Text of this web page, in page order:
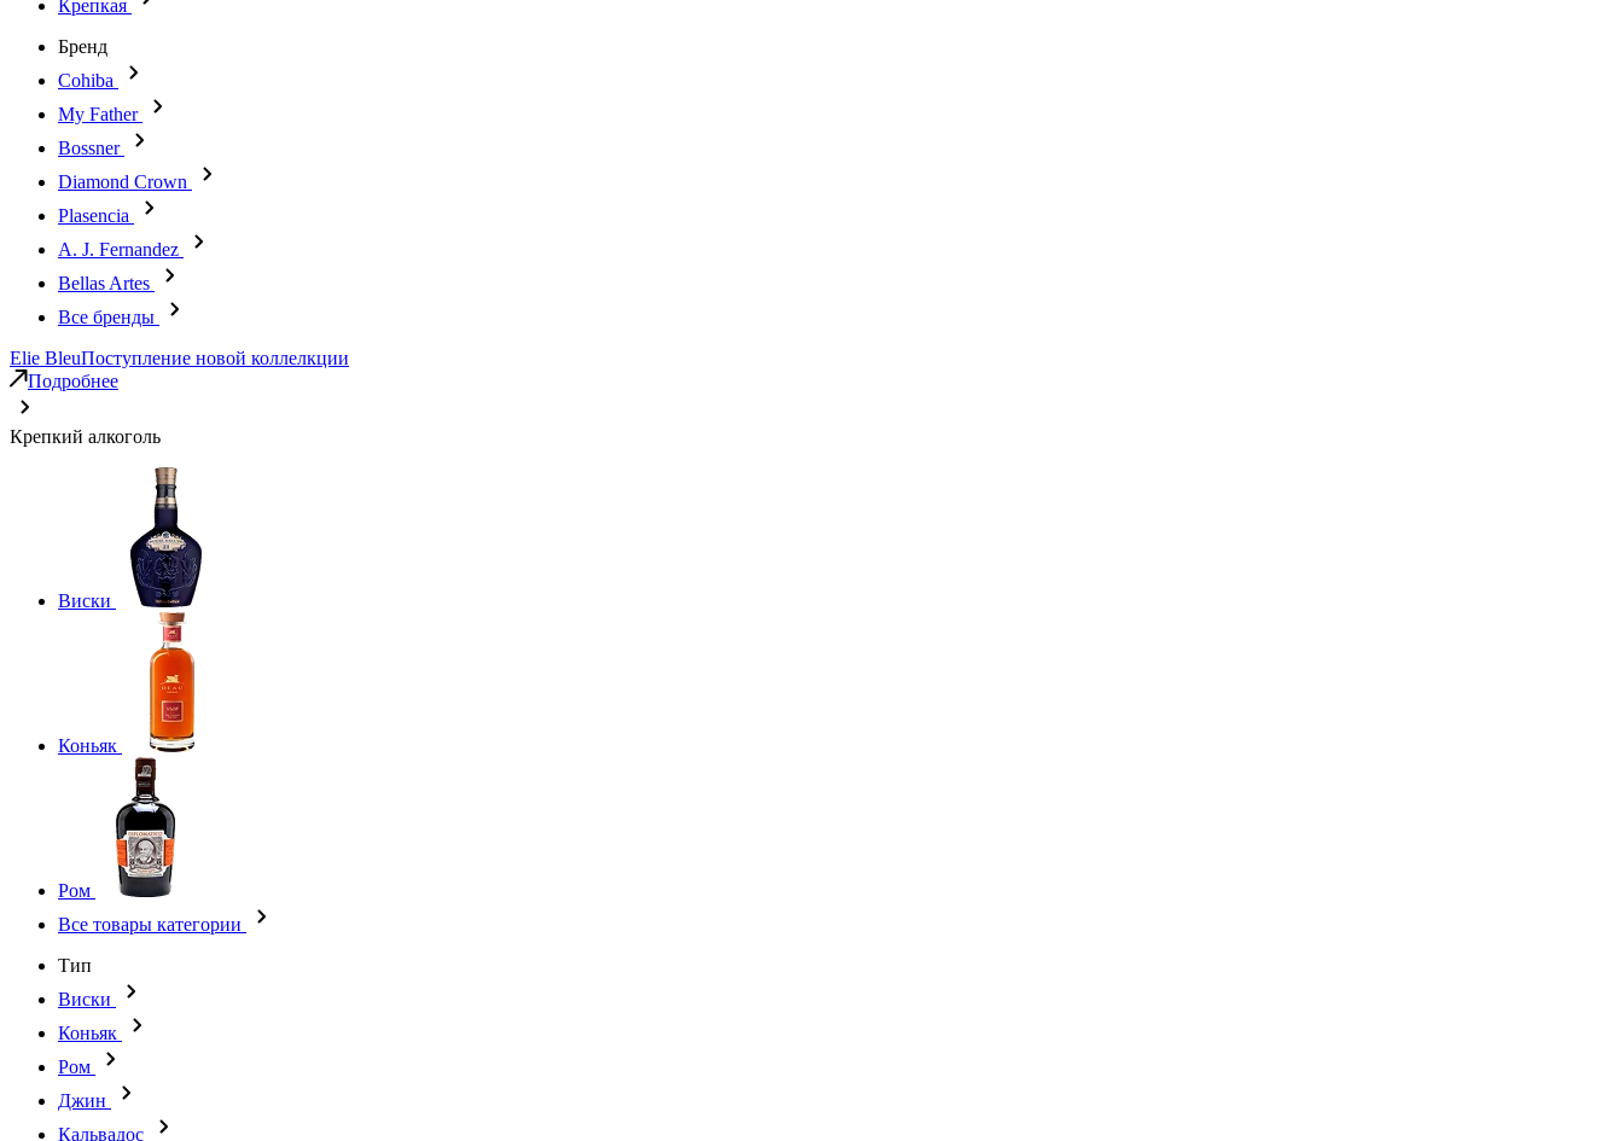
Крепкая
Бренд
Cohiba
My Father
Bossner
Diamond Crown
Plasencia
A. J. Fernandez
Bellas Artes
Все бренды
Elie BleuПоступление новой коллелкции
Подробнее
Крепкий алкоголь
Виски
Коньяк
Ром
Все товары категории
Тип
Виски
Коньяк
Ром
Джин
Кальвадос